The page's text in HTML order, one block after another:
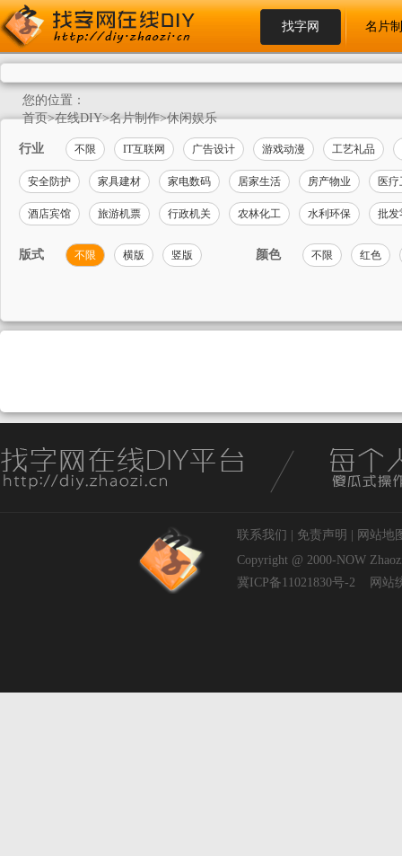
找字网 名片
您的位置：
首页>在线DIY>名片制作>休闲娱乐
行业 不限 IT互联网 广告设计 游戏动漫 工艺礼品
安全防护 家具建材 家电数码 居家生活 房产物业 医
酒店宾馆 旅游机票 行政机关 农林化工 水利环保 批发
版式 不限 横版 竖版 颜色 不限 红色
联系我们 免责声明
网站地
Copyright @ 2000-NOW
冀ICP备11021830号-2
网站